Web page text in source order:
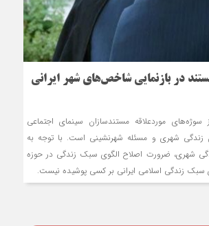
در بازنمایی شاخص‌های شهر ایرانی
موردعلاقه مستندسازان سینمای اجتماعی
زندگی شهری و مسئله شهرنشینی است. با توجه به
شهری، ضرورت اصلاح الگوی سبک زندگی در حوزه
سبک زندگی اسلامی ایرانی بر کسی پوشیده نیست.